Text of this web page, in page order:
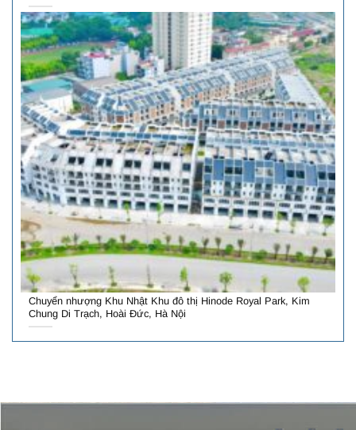
Chuyển nhượng Khu Nhật Khu đô thị Hinode Royal Park, Kim
Chung Di Trạch, Hoài Đức, Hà Nội